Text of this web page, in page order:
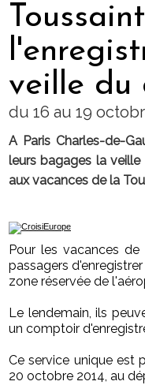
veille du
du 16 au 19
A Paris Charles-de-
leurs bagages la
aux vacances de la
Pour les vacances
passagers
zone réservée de
Le lendemain, ils
un comptoir
Ce service unique est
20 octobre 2014, au